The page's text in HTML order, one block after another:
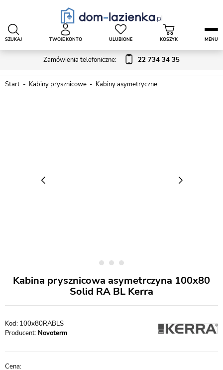
Zamówienia telefoniczne: 22 734 34 35
SZUKAJ TWOJE KONTO ULUBIONE KOSZYK MENU
Start Kabiny prysznicowe Kabiny asymetryczne
Kabina prysznicowa asymetrczyna 100x80
Solid RA BL Kerra
100x80RABLS
Producent: Novoterm